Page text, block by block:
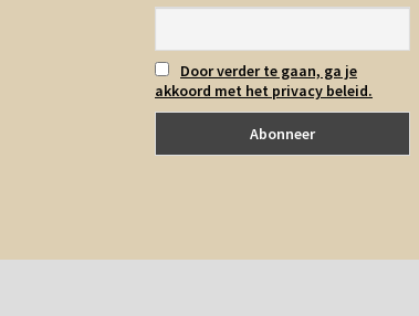
Door verder te gaan, ga je
akkoord met het privacy beleid.